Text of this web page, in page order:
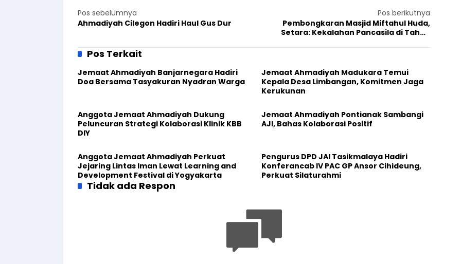
Pos sebelumnya
Ahmadiyah Cilegon Hadiri Haul Gus Dur
Pos berikutnya
Pembongkaran Masjid Miftahul Huda,
Setara: Kekalahan Pancasila di Tahun
Pos Terkait
Jemaat Ahmadiyah Banjarnegara Hadiri
Doa Bersama Tasyakuran Nyadran Warga
Jemaat Ahmadiyah Madukara Temui
Kepala Desa Limbangan, Komitmen Jaga
Kerukunan
Anggota Jemaat Ahmadiyah Dukung
Peluncuran Strategi Kolaborasi Klinik KBB
DIY
Jemaat Ahmadiyah Pontianak Sambangi
AJI, Bahas Kolaborasi Positif
Anggota Jemaat Ahmadiyah Perkuat
Jejaring Lintas Iman Lewat Learning and
Development Festival di Yogyakarta
Pengurus DPD JAI Tasikmalaya Hadiri
Konferancab IV PAC GP Ansor Cihideung,
Perkuat Silaturahmi
Tidak ada Respon